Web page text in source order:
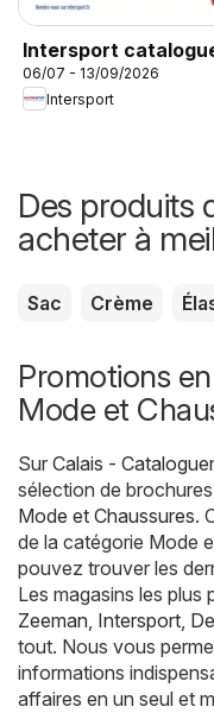
Intersport
06/07 - 13/09/2026
Intersport
Des produits
acheter à
Sac Crème
Promotions
Mode et
Sur Calais -
sélection de
Mode et Chaussures.
de la catégorie Mode
pouvez trouver les
Les magasins les
Zeeman, Intersport,
tout. Nous vous
informations
affaires en un seul et